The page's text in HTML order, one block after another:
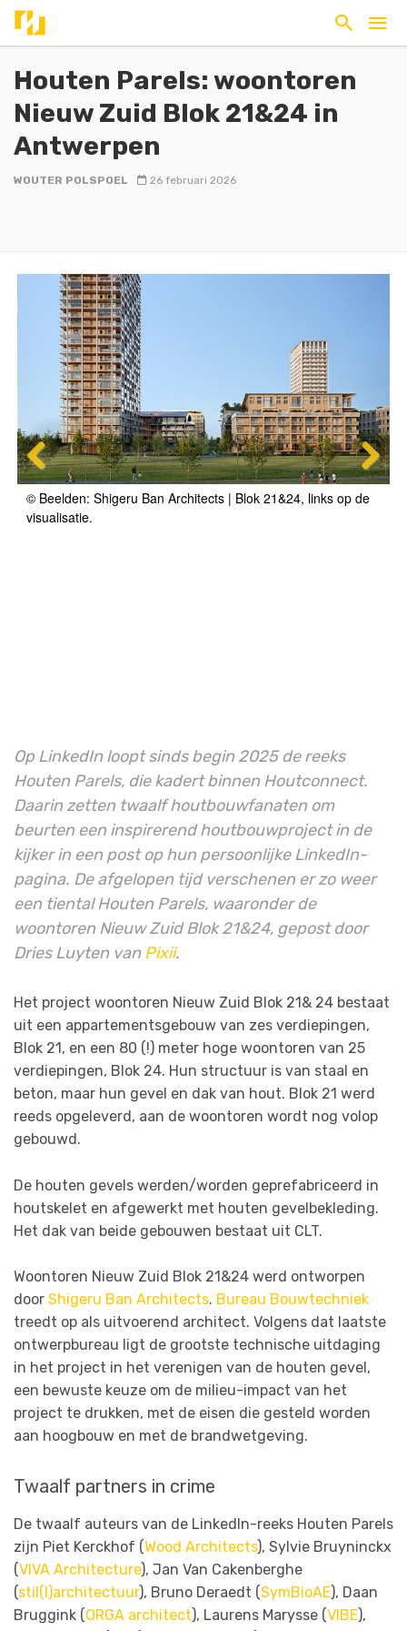
Houten Parels: woontoren
Nieuw Zuid Blok 21&24 in
Antwerpen
WOUTER POLSPOEL 26 februari 2026
© Beelden: Shigeru Ban Architects | Blok 21&24, links op de
visualisatie.
Op LinkedIn loopt sinds begin 2025 de reeks
Houten Parels, die kadert binnen Houtconnect.
Daarin zetten twaalf houtbouwfanaten om
beurten een inspirerend houtbouwproject in de
kijker in een post op hun persoonlijke LinkedIn-
pagina. De afgelopen tijd verschenen er zo weer
een tiental Houten Parels, waaronder de
woontoren Nieuw Zuid Blok 21&24, gepost door
Dries Luyten van Pixii.
Het project woontoren Nieuw Zuid Blok 21& 24 bestaat
uit een appartementsgebouw van zes verdiepingen,
Blok 21, en een 80 (!) meter hoge woontoren van 25
verdiepingen, Blok 24. Hun structuur is van staal en
beton, maar hun gevel en dak van hout. Blok 21 werd
reeds opgeleverd, aan de woontoren wordt nog volop
gebouwd.
De houten gevels werden/worden geprefabriceerd in
houtskelet en afgewerkt met houten gevelbekleding.
Het dak van beide gebouwen bestaat uit CLT.
Woontoren Nieuw Zuid Blok 21&24 werd ontworpen
door Shigeru Ban Architects. Bureau Bouwtechniek
treedt op als uitvoerend architect. Volgens dat laatste
ontwerpbureau ligt de grootste technische uitdaging
in het project in het verenigen van de houten gevel,
een bewuste keuze om de milieu-impact van het
project te drukken, met de eisen die gesteld worden
aan hoogbouw en met de brandwetgeving.
Twaalf partners in crime
De twaalf auteurs van de LinkedIn-reeks Houten Parels
zijn Piet Kerckhof (Wood Architects), Sylvie Bruyninckx
(VIVA Architecture), Jan Van Cakenberghe
(stil(l)architectuur), Bruno Deraedt (SymBioAE), Daan
Bruggink (ORGA architect), Laurens Marysse (VIBE),